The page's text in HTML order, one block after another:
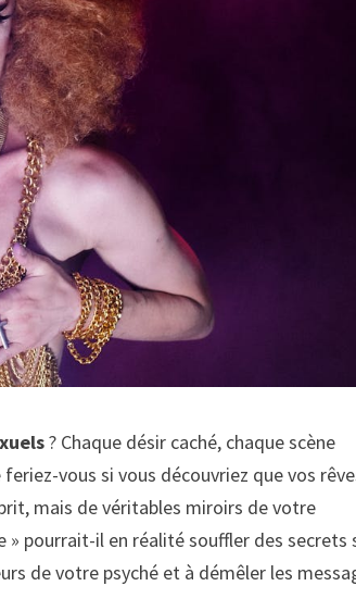
? Chaque désir caché, chaque scène
vous si vous découvriez que vos
mais de véritables miroirs de votre
» pourrait-il en réalité souffler des secrets
de votre psyché et à démêler les